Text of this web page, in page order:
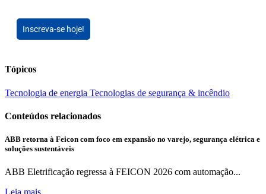
Inscreva-se hoje!
Tópicos
Tecnologia de energia Tecnologias de segurança & incêndio
Conteúdos relacionados
ABB retorna à Feicon com foco em expansão no varejo, segurança elétrica e
soluções sustentáveis
ABB Eletrificação regressa à FEICON 2026 com automação...